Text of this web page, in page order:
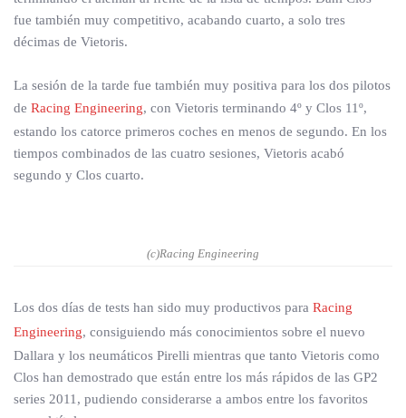
fue también muy competitivo, acabando cuarto, a solo tres
décimas de Vietoris.
La sesión de la tarde fue también muy positiva para los dos pilotos
de Racing Engineering, con Vietoris terminando 4º y Clos 11º,
estando los catorce primeros coches en menos de segundo. En los
tiempos combinados de las cuatro sesiones, Vietoris acabó
segundo y Clos cuarto.
(c)Racing Engineering
Los dos días de tests han sido muy productivos para Racing
Engineering, consiguiendo más conocimientos sobre el nuevo
Dallara y los neumáticos Pirelli mientras que tanto Vietoris como
Clos han demostrado que están entre los más rápidos de las GP2
series 2011, pudiendo considerarse a ambos entre los favoritos